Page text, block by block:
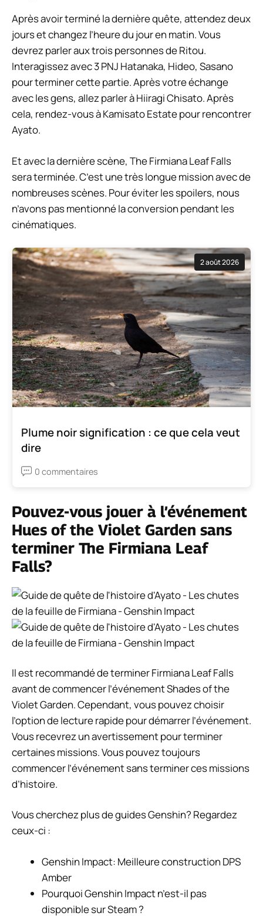
Après avoir terminé la dernière quête, attendez deux
jours et changez l’heure du jour en matin. Vous
devrez parler aux trois personnes de Ritou.
Interagissez avec 3 PNJ Hatanaka, Hideo, Sasano
pour terminer cette partie. Après votre échange
avec les gens, allez parler à Hiiragi Chisato. Après
cela, rendez-vous à Kamisato Estate pour rencontrer
Ayato.
Et avec la dernière scène, The Firmiana Leaf Falls
sera terminée. C’est une très longue mission avec de
nombreuses scènes. Pour éviter les spoilers, nous
n’avons pas mentionné la conversion pendant les
cinématiques.
2 août 2026
Plume noir signification : ce que cela veut
dire
0 commentaires
Pouvez-vous jouer à l’événement
Hues of the Violet Garden sans
terminer The Firmiana Leaf
Falls?
Il est recommandé de terminer Firmiana Leaf Falls
avant de commencer l’événement Shades of the
Violet Garden. Cependant, vous pouvez choisir
l’option de lecture rapide pour démarrer l’événement.
Vous recevrez un avertissement pour terminer
certaines missions. Vous pouvez toujours
commencer l’événement sans terminer ces missions
d’histoire.
Vous cherchez plus de guides Genshin? Regardez
ceux-ci :
Genshin Impact: Meilleure construction DPS
Amber
Pourquoi Genshin Impact n’est-il pas
disponible sur Steam ?